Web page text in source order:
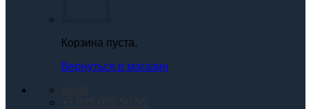
Корзина пуста.
Вернуться в магазин
email
+7 985 055 50 50